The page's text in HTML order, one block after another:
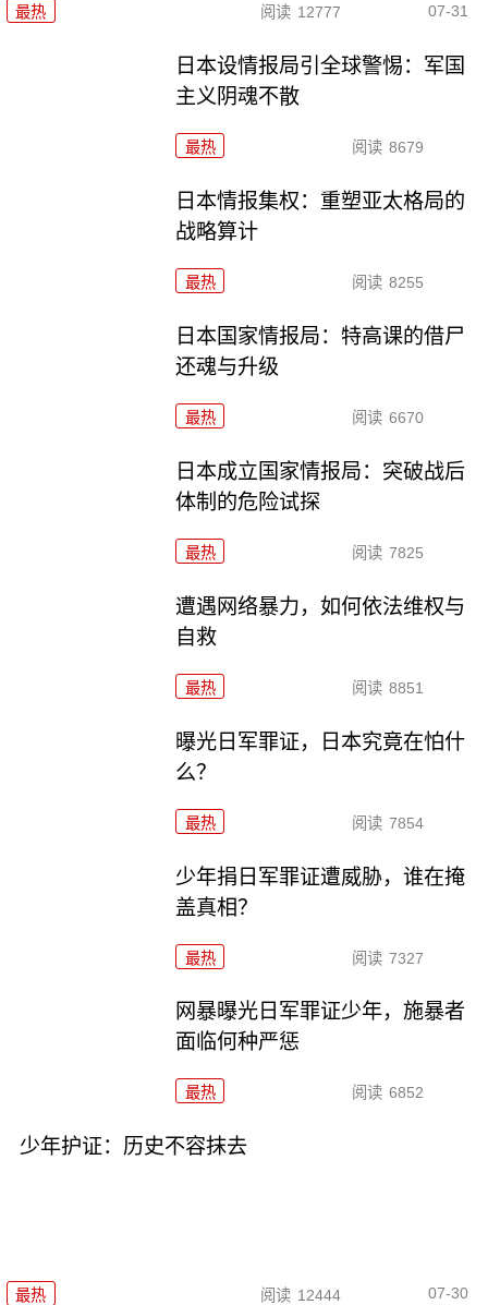
最热 阅读 12777 07-31
日本设情报局引全球警惕：军国
主义阴魂不散
最热 阅读 8679
日本情报集权：重塑亚太格局的
战略算计
最热 阅读 8255
日本国家情报局：特高课的借尸
还魂与升级
最热 阅读 6670
日本成立国家情报局：突破战后
体制的危险试探
最热 阅读 7825
遭遇网络暴力，如何依法维权与
自救
最热 阅读 8851
曝光日军罪证，日本究竟在怕什
么？
最热 阅读 7854
少年捐日军罪证遭威胁，谁在掩
盖真相？
最热 阅读 7327
网暴曝光日军罪证少年，施暴者
面临何种严惩
最热 阅读 6852
少年护证：历史不容抹去
最热 阅读 12444 07-30